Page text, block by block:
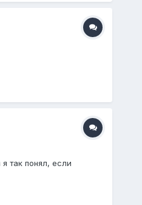
так понял, если